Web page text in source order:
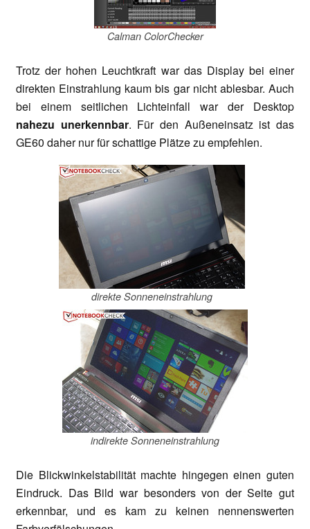
Calman ColorChecker
Trotz der hohen Leuchtkraft war das Display bei einer
direkten Einstrahlung kaum bis gar nicht ablesbar. Auch
bei einem seitlichen Lichteinfall war der Desktop
nahezu unerkennbar. Für den Außeneinsatz ist das
GE60 daher nur für schattige Plätze zu empfehlen.
direkte Sonneneinstrahlung
indirekte Sonneneinstrahlung
Die Blickwinkelstabilität machte hingegen einen guten
Eindruck. Das Bild war besonders von der Seite gut
erkennbar, und es kam zu keinen nennenswerten